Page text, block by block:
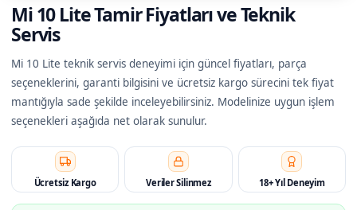
Mi 10 Lite Tamir Fiyatları ve Teknik
Servis
Mi 10 Lite teknik servis deneyimi için güncel fiyatları, parça
seçeneklerini, garanti bilgisini ve ücretsiz kargo sürecini tek fiyat
mantığıyla sade şekilde inceleyebilirsiniz. Modelinize uygun işlem
seçenekleri aşağıda net olarak sunulur.
Ücretsiz Kargo Veriler Silinmez 18+ Yıl Deneyim